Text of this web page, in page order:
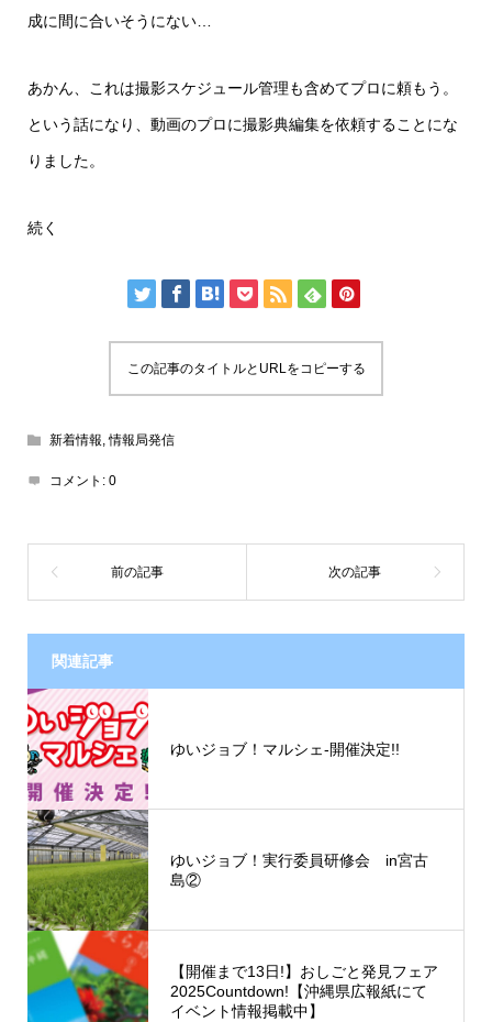
成に間に合いそうにない…
あかん、これは撮影スケジュール管理も含めてプロに頼もう。
という話になり、動画のプロに撮影典編集を依頼することにな
りました。
続く
この記事のタイトルとURLをコピーする
新着情報,情報局発信
コメント: 0
関連記事
ゆいジョブ！マルシェ-開催決定!!
ゆいジョブ！実行委員研修会 in宮古
島②
【開催まで13日!】おしごと発見フェア
2025Countdown!【沖縄県広報紙にて
イベント情報掲載中】